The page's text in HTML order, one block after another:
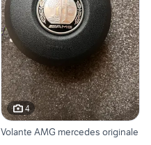
4
Volante AMG mercedes originale